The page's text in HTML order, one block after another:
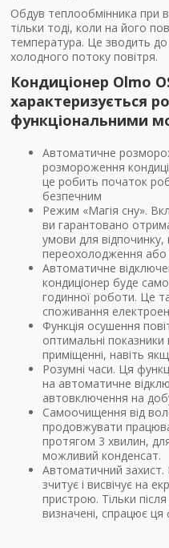
Обдув теплообмінника при
тільки тоді, коли на його
температура. Це зводить
холодного потоку повітря.
Кондиціонер Olmo
характеризується
функціональними
Автоматичне
розмороження
це робить початок
безпечним
Режим «Магія сну».
ви гарантовано
умови для
переохолодження або
Автоматичне
кондиціонер буде
годинної роботи. Це
споживання
Функція осушення
оптимальні показники
приміщенні, навіть
Розумні часи. Ця
на автоматичне
автовключення на
Самоочищення від
продовжувати
протягом 3 хвилин,
можливий конденсат.
Автоматичний
зчитує і висвічує на
пристрою. Тільки
визначені, спрацює ця